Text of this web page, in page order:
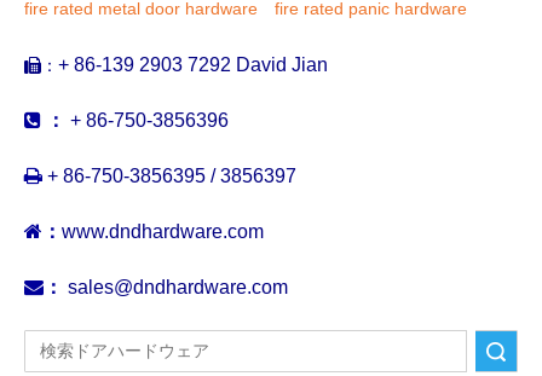
fire rated metal door hardware
fire rated panic hardware
 ： + 86-139 2903 7292 David Jian
 ： + 86-750-3856396
 + 86-750-3856395 / 3856397
 ： www.dndhardware.com
 ： sales@dndhardware.com